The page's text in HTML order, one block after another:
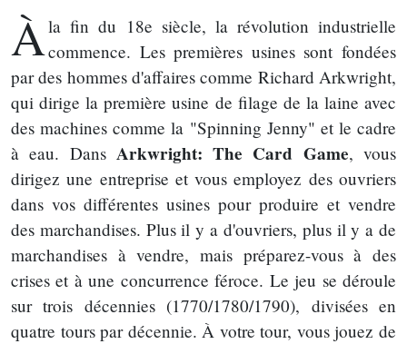
Àla fin du 18e siècle, la révolution industrielle
commence. Les premières usines sont fondées
par des hommes d'affaires comme Richard Arkwright,
qui dirige la première usine de filage de la laine avec
des machines comme la "Spinning Jenny" et le cadre
à eau. Dans Arkwright: The Card Game, vous
dirigez une entreprise et vous employez des ouvriers
dans vos différentes usines pour produire et vendre
des marchandises. Plus il y a d'ouvriers, plus il y a de
marchandises à vendre, mais préparez-vous à des
crises et à une concurrence féroce. Le jeu se déroule
sur trois décennies (1770/1780/1790), divisées en
quatre tours par décennie. À votre tour, vous jouez de